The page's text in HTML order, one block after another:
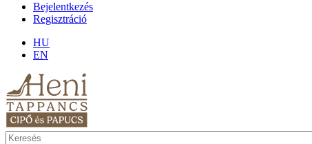
Bejelentkezés
Regisztráció
HU
EN